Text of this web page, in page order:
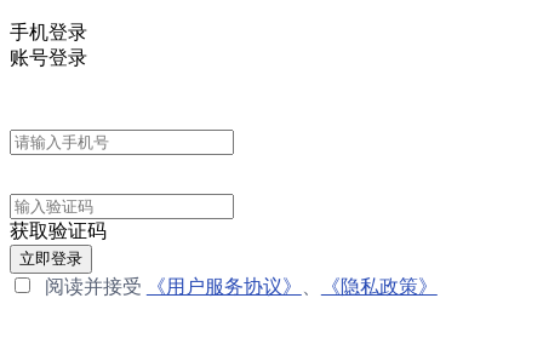
手机登录
账号登录
获取验证码
立即登录
阅读并接受 《用户服务协议》 《隐私政策》